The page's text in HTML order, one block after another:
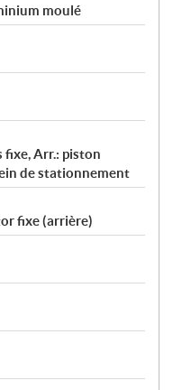
moulé
fixe, Arr.: piston
de stationnement
fixe (arrière)